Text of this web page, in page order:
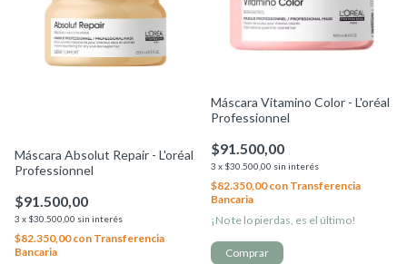
Máscara Absolut Repair - L'oréal
Professionnel
$91.500,00
3 x $30.500,00 sin interés
$82.350,00con Transferencia
Bancaria
Máscara Vitamino Color - L'oréal
Professionnel
$91.500,00
3 x $30.500,00 sin interés
$82.350,00con Transferencia
Bancaria
¡No te lo pierdas, es el último!